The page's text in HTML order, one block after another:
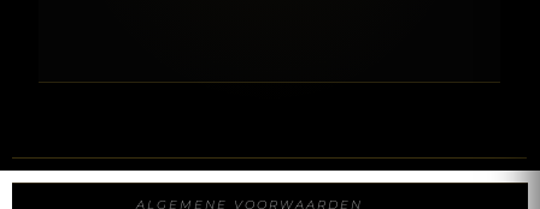
ALGEMENE VOORWAARDEN